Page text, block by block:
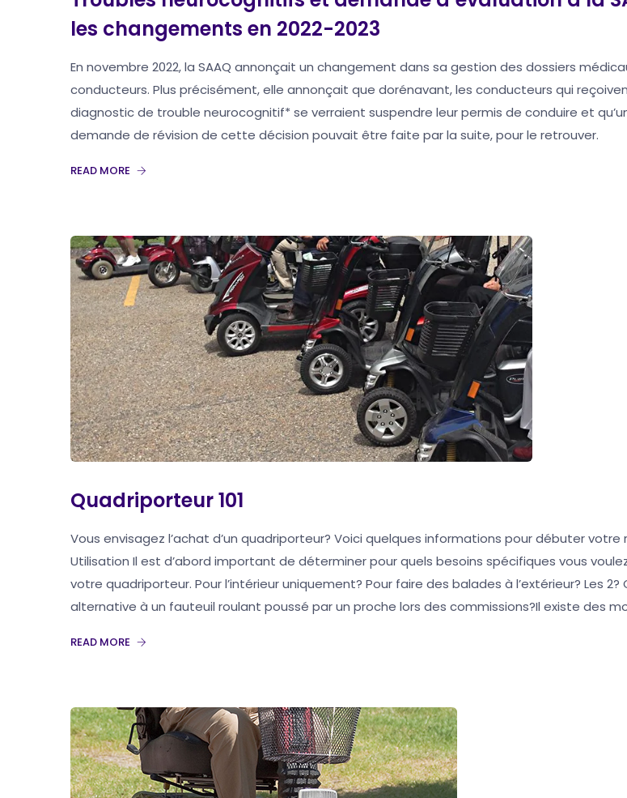
les changements en 2022-2023
En novembre 2022, la SAAQ annonçait un changement dans sa gestion des dossiers
conducteurs. Plus précisément, elle annonçait que dorénavant, les conducteurs qui
diagnostic de trouble neurocognitif* se verraient suspendre leur permis de conduire et
demande de révision de cette décision pouvait être faite par la suite, pour le retrouver.
READ MORE
Quadriporteur 101
Vous envisagez l’achat d’un quadriporteur? Voici quelques informations pour débuter votre
Utilisation Il est d’abord important de déterminer pour quels besoins spécifiques vous
votre quadriporteur. Pour l’intérieur uniquement? Pour faire des balades à l’extérieur? Les 2?
alternative à un fauteuil roulant poussé par un proche lors des commissions?Il existe des
READ MORE